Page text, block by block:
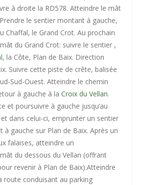
à droite la RD578. Atteindre le mât
le sentier montant à gauche,
Chaffal, le Grand Crot. Au prochain
du Grand Crot: suivre le sentier ,
, la Côte, Plan de Baix. Direction
Suivre cette piste de crête, balisée
Sud-Ouest. Atteindre le chemin
à gauche à la Croix du Vellan.
et poursuivre à gauche jusqu’au
dans celui-ci, emprunter un sentier
à gauche sur Plan de Baix. Après un
falaises, atteindre un
du dessous du Vellan (offrant
revenir à Plan de Baix).Atteindre
route conduisant au parking